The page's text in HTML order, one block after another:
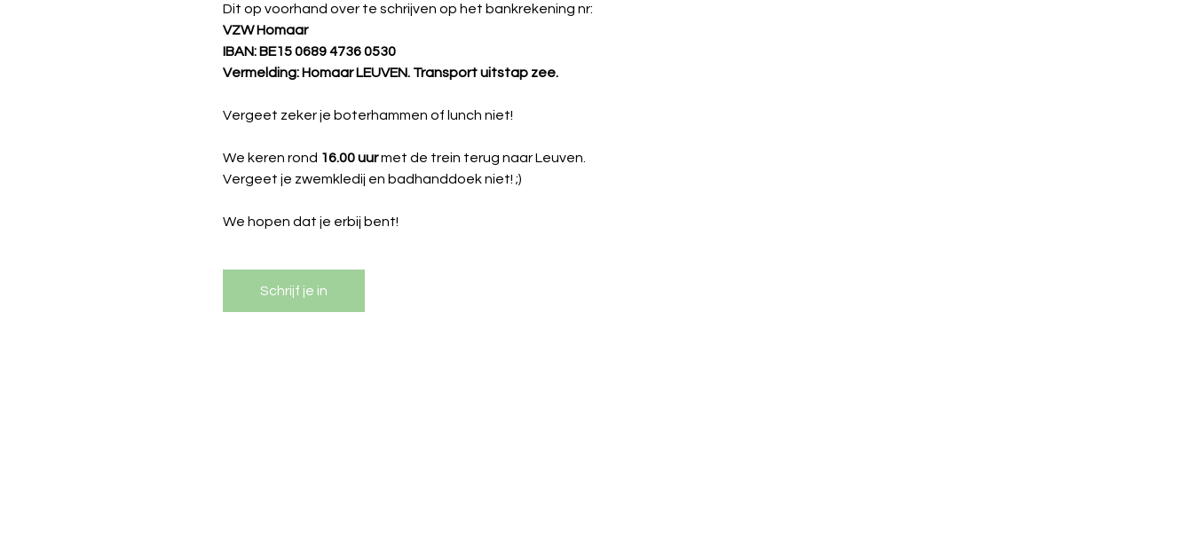
Dit op voorhand over te schrijven op het bankrekening nr:
VZW Homaar
IBAN: BE15 0689 4736 0530
Vermelding: Homaar LEUVEN. Transport uitstap zee.
Vergeet zeker je boterhammen of lunch niet!
We keren rond 16.00 uur met de trein terug naar Leuven.
Vergeet je zwemkledij en badhanddoek niet! ;)
We hopen dat je erbij bent!
Schrijf je in